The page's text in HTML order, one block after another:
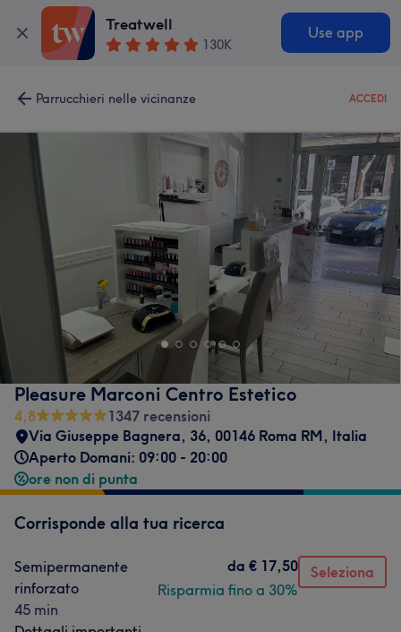
Treatwell
130K
Use app
Parrucchieri nelle vicinanze ACCEDI
Pleasure Marconi Centro Estetico
4,8
1347 recensioni
Via Giuseppe Bagnera, 36, 00146 Roma RM, Italia
Aperto Domani: 09:00 - 20:00
ore non di punta
Corrisponde alla tua ricerca
Semipermanente
rinforzato
45 min
da € 17,50
Risparmia fino a 30%
Seleziona